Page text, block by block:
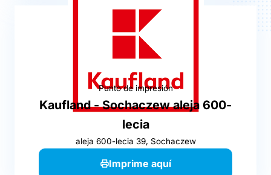
Punto de impresión
Kaufland - Sochaczew aleja 600-
lecia
aleja 600-lecia 39, Sochaczew
Imprime aquí